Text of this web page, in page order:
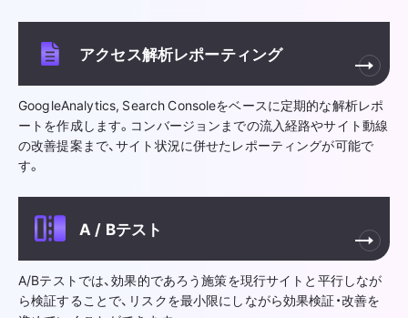
アクセス解析レポーティング
GoogleAnalytics, Search Consoleをベースに定期的な解析レポ
ートを作成します。コンバージョンまでの流入経路やサイト動線
の改善提案まで、サイト状況に併せたレポーティングが可能で
す。
A / Bテスト
A/Bテストでは、効果的であろう施策を現行サイトと平行しなが
ら検証することで、リスクを最小限にしながら効果検証・改善を